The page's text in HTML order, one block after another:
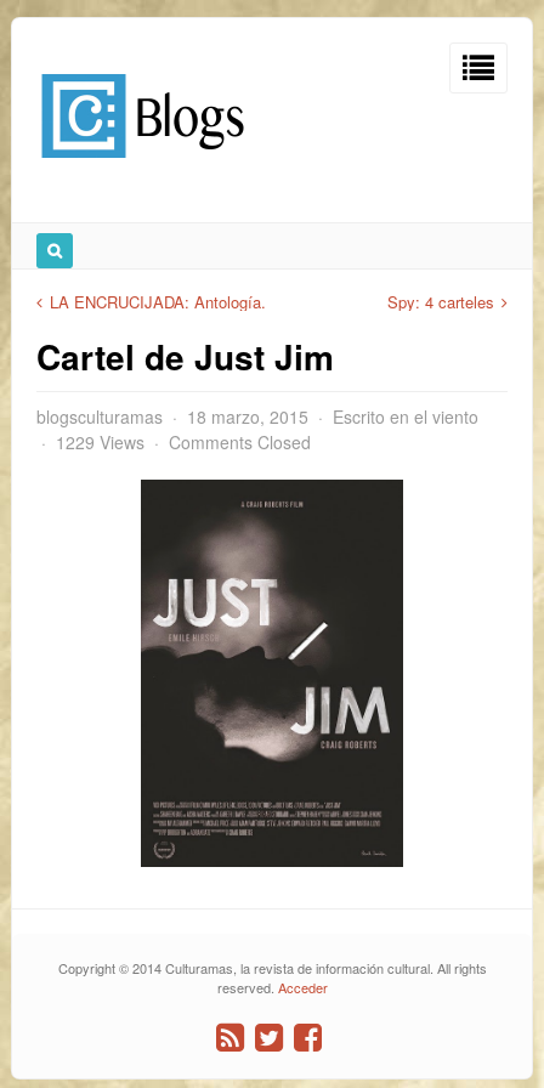
LA ENCRUCIJADA: Antología. Spy: 4 carteles
Cartel de Just Jim
blogsculturamas 18 marzo, 2015
Escrito en el viento
1229 Views
Comments Closed
Copyright © 2014 Culturamas, la revista de información cultural. All rights
reserved. Acceder